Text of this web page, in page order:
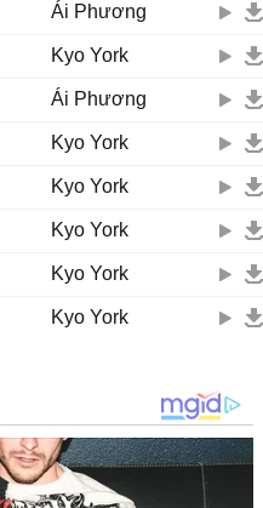
Ái Phương
Kyo York
Ái Phương
Kyo York
Kyo York
Kyo York
Kyo York
Kyo York